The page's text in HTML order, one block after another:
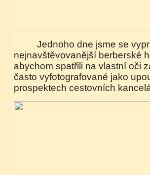
Jednoho dne jsme se vypravili do
nejnavštěvovanější berberské
abychom spatřili na vlastní oči
často vyfotografované jako
prospektech cestovních